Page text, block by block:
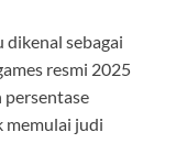
dikenal sebagai
resmi 2025
persentase
memulai judi